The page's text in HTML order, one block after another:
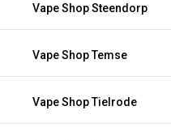
Vape Shop Steendorp
Vape Shop Temse
Vape Shop Tielrode